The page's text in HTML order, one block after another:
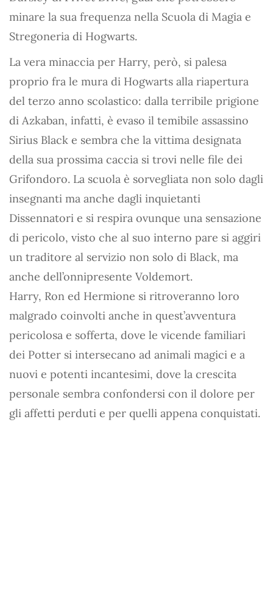
minare la sua frequenza nella Scuola di Magia e
Stregoneria di Hogwarts.
La vera minaccia per Harry, però, si palesa
proprio fra le mura di Hogwarts alla riapertura
del terzo anno scolastico: dalla terribile prigione
di Azkaban, infatti, è evaso il temibile assassino
Sirius Black e sembra che la vittima designata
della sua prossima caccia si trovi nelle file dei
Grifondoro. La scuola è sorvegliata non solo dagli
insegnanti ma anche dagli inquietanti
Dissennatori e si respira ovunque una sensazione
di pericolo, visto che al suo interno pare si aggiri
un traditore al servizio non solo di Black, ma
anche dell’onnipresente Voldemort.
Harry, Ron ed Hermione si ritroveranno loro
malgrado coinvolti anche in quest’avventura
pericolosa e sofferta, dove le vicende familiari
dei Potter si intersecano ad animali magici e a
nuovi e potenti incantesimi, dove la crescita
personale sembra confondersi con il dolore per
gli affetti perduti e per quelli appena conquistati.